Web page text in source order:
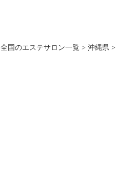
全国のエステサロン一覧 > 沖縄県 >